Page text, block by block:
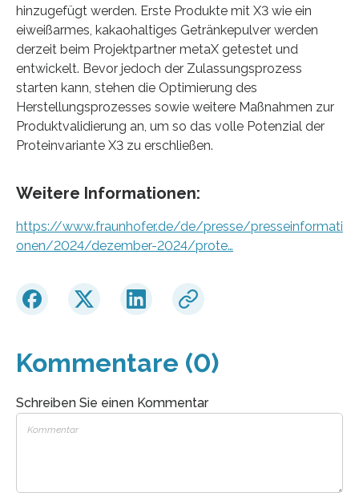
hinzugefügt werden. Erste Produkte mit X3 wie ein
eiweißarmes, kakaohaltiges Getränkepulver werden
derzeit beim Projektpartner metaX getestet und
entwickelt. Bevor jedoch der Zulassungsprozess
starten kann, stehen die Optimierung des
Herstellungsprozesses sowie weitere Maßnahmen zur
Produktvalidierung an, um so das volle Potenzial der
Proteinvariante X3 zu erschließen.
Weitere Informationen:
https://www.fraunhofer.de/de/presse/presseinformati
onen/2024/dezember-2024/prote…
Kommentare (0)
Schreiben Sie einen Kommentar